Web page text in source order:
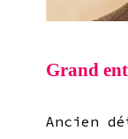
Grand
Ancien